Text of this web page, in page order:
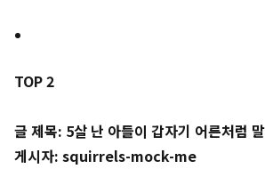
TOP 2
글 제목: 5살 난 아들이 갑자기 어른처럼
게시자: squirrels-mock-me